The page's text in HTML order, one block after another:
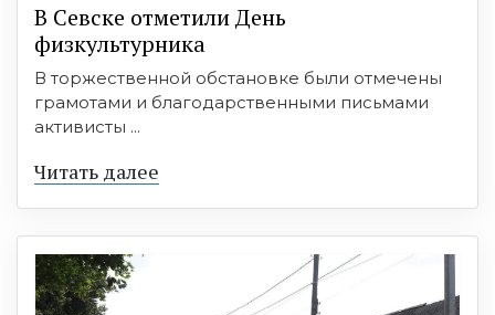
В Севске отметили День
физкультурника
В торжественной обстановке были отмечены
грамотами и благодарственными письмами
активисты ...
Читать далее